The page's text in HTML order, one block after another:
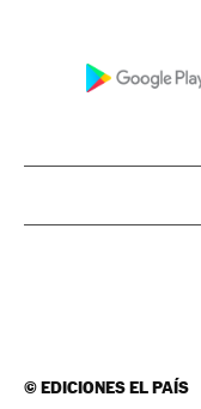
©EDICIONES EL PAÍS